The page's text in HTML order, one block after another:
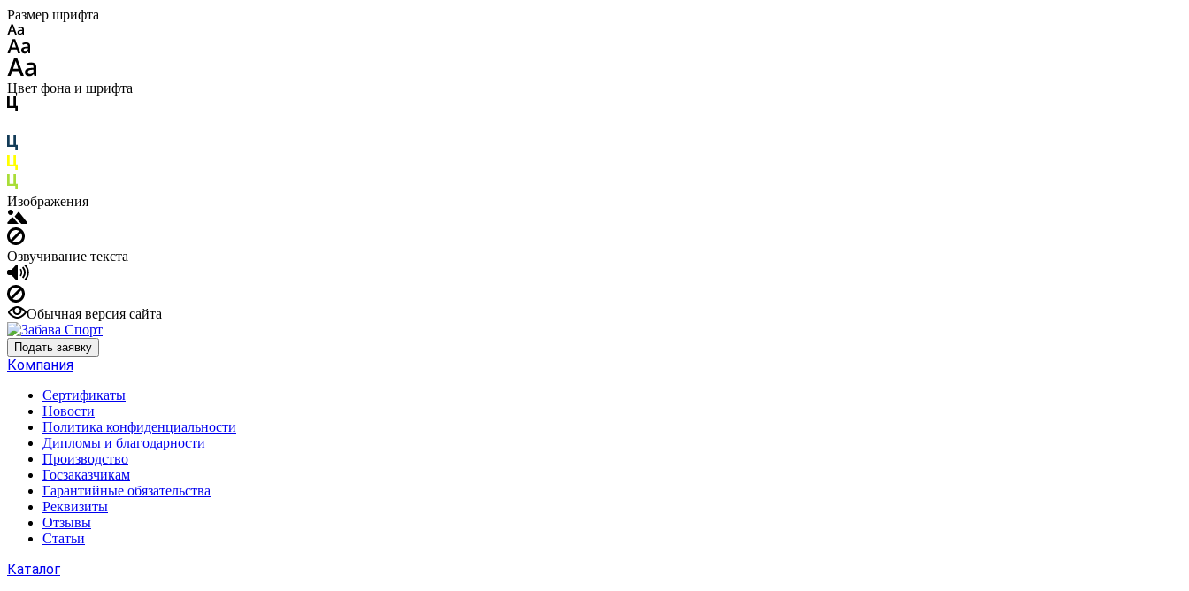
Размер шрифта
Цвет фона и шрифта
Изображения
Озвучивание текста
Обычная версия сайта
Подать заявку
Компания
Сертификаты
Новости
Политика конфиденциальности
Дипломы и благодарности
Производство
Госзаказчикам
Гарантийные обязательства
Реквизиты
Отзывы
Статьи
Каталог